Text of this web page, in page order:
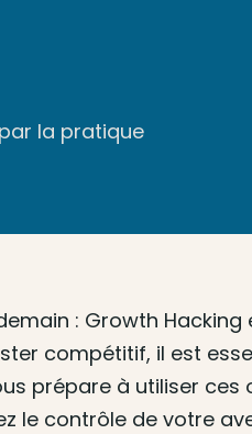
la pratique
: Growth
compétitif, il est
prépare à utiliser
le contrôle de votre